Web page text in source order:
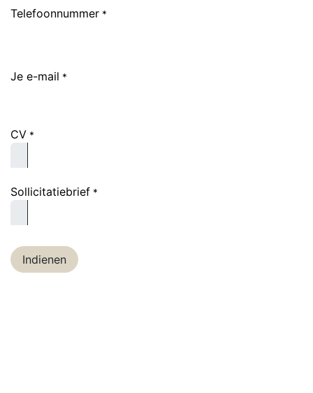
Telefoonnummer *
Je e-mail *
CV *
Sollicitatiebrief *
Indienen